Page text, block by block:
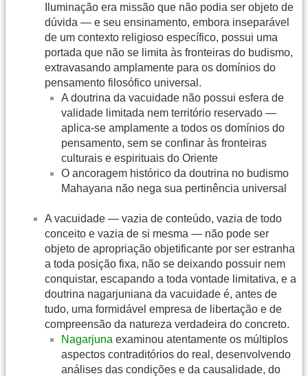
Iluminação era missão que não podia ser objeto de
dúvida — e seu ensinamento, embora inseparável
de um contexto religioso específico, possui uma
portada que não se limita às fronteiras do budismo,
extravasando amplamente para os domínios do
pensamento filosófico universal.
A doutrina da vacuidade não possui esfera de
validade limitada nem território reservado —
aplica-se amplamente a todos os domínios do
pensamento, sem se confinar às fronteiras
culturais e espirituais do Oriente
O ancoragem histórico da doutrina no budismo
Mahayana não nega sua pertinência universal
A vacuidade — vazia de conteúdo, vazia de todo
conceito e vazia de si mesma — não pode ser
objeto de apropriação objetificante por ser estranha
a toda posição fixa, não se deixando possuir nem
conquistar, escapando a toda vontade limitativa, e a
doutrina nagarjuniana da vacuidade é, antes de
tudo, uma formidável empresa de libertação e de
compreensão da natureza verdadeira do concreto.
Nagarjuna examinou atentamente os múltiplos
aspectos contraditórios do real, desenvolvendo
análises das condições e da causalidade, do